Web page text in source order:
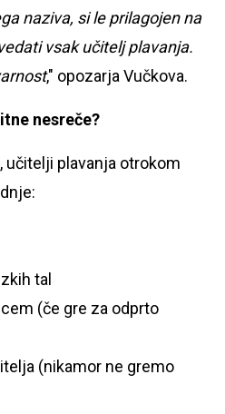
naziva, si le prilagojen na
vsak učitelj plavanja.
," opozarja Vučkova.
nesreče?
učitelji plavanja otrokom
tal
(če gre za odprto
(nikamor ne gremo